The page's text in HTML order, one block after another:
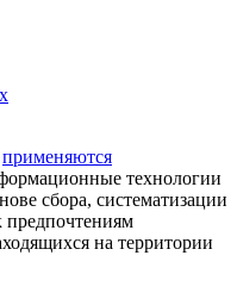
применяются
технологии
сбора, систематизации
предпочтениям
на территории